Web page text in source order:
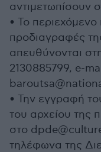
αντιμετωπίσουν
• Το περιεχόμενο
προδιαγραφές
απευθύνονται
2130885799, e-
• Την εγγραφή
του αρχείου της
στο
τηλέφωνα της